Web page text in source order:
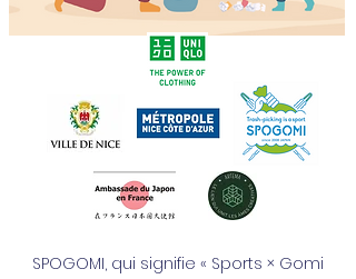
SPOGOMI, qui signifie « Sports × Gomi